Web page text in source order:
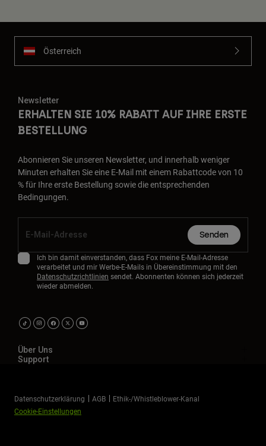
Österreich
Newsletter
ERHALTEN SIE 10% RABATT AUF IHRE ERSTE
BESTELLUNG
Abonnieren Sie unseren Newsletter, und innerhalb weniger
Minuten erhalten Sie eine E-Mail mit einem Rabattcode von 10
% für Ihre erste Bestellung sowie die entsprechenden
Bedingungen.
Senden
Ich bin damit einverstanden, dass Fox meine E-Mail-Adresse
verarbeitet und mir Werbe-E-Mails in Übereinstimmung mit den
Datenschutzrichtlinien sendet. Abonnenten können sich jederzeit
wieder abmelden.
Über Uns
Support
Datenschutzerklärung AGB
Ethik-/Whistleblower-Kanal
Cookie-Einstellungen